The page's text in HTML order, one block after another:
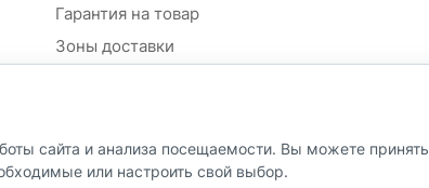
Гарантия на товар
Зоны доставки
Согласие на обработку
персональных данных
сайта и анализа посещаемости. Вы можете принять
или настроить свой выбор.